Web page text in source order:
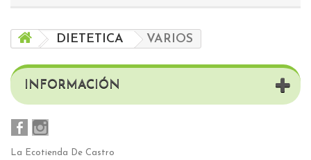
DIETETICA VARIOS
INFORMACIÓN
La Ecotienda De Castro